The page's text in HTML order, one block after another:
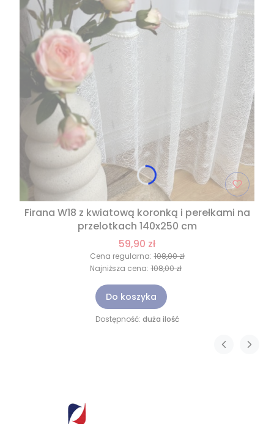
Firana W18 z kwiatową koronką i perełkami na
przelotkach 140x250 cm
59,90 zł
Cena regularna: 108,00 zł
Najniższa cena: 108,00 zł
Do koszyka
Dostępność: duża ilość